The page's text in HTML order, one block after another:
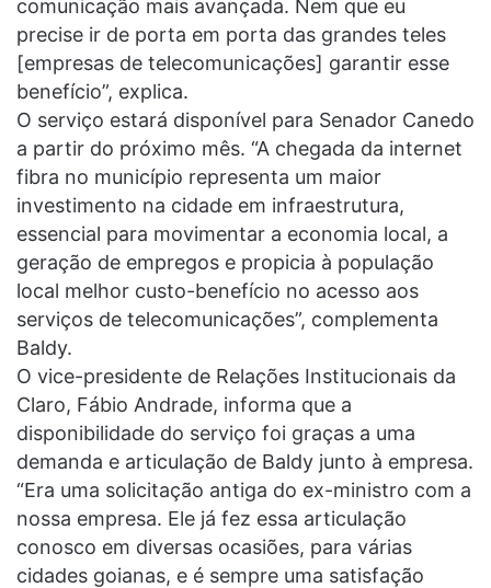
comunicação mais avançada. Nem que eu
precise ir de porta em porta das grandes teles
[empresas de telecomunicações] garantir esse
benefício”, explica.
O serviço estará disponível para Senador Canedo
a partir do próximo mês. “A chegada da internet
fibra no município representa um maior
investimento na cidade em infraestrutura,
essencial para movimentar a economia local, a
geração de empregos e propicia à população
local melhor custo-benefício no acesso aos
serviços de telecomunicações”, complementa
Baldy.
O vice-presidente de Relações Institucionais da
Claro, Fábio Andrade, informa que a
disponibilidade do serviço foi graças a uma
demanda e articulação de Baldy junto à empresa.
“Era uma solicitação antiga do ex-ministro com a
nossa empresa. Ele já fez essa articulação
conosco em diversas ocasiões, para várias
cidades goianas, e é sempre uma satisfação